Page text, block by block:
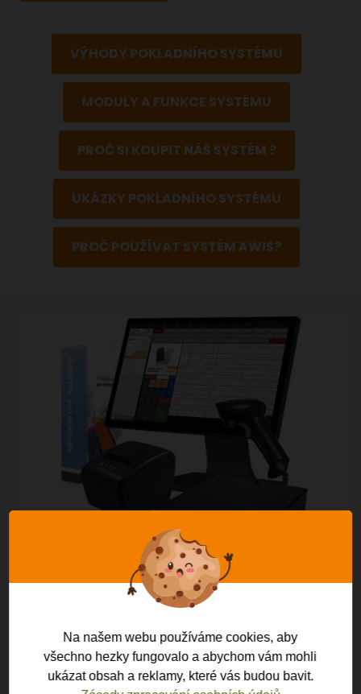
VÝHODY POKLADNÍHO SYSTÉMU
MODULY A FUNKCE SYSTÉMU
PROČ SI KOUPIT NÁŠ SYSTÉM ?
UKÁZKY POKLADNÍHO SYSTÉMU
PROČ POUŽÍVAT SYSTÉM AWIS?
GALERIE ZE SYSTÉMU:
Na našem webu používáme cookies, aby
všechno hezky fungovalo a abychom vám mohli
ukázat obsah a reklamy, které vás budou bavit.